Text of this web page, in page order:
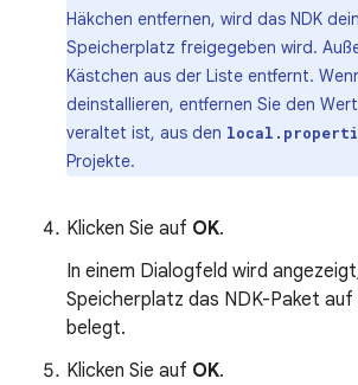
Häkchen entfernen, wird das NDK
Speicherplatz freigegeben wird.
Kästchen aus der Liste entfernt.
deinstallieren, entfernen Sie den Wert
veraltet ist, aus den
Projekte.
Klicken Sie auf OK.
In einem Dialogfeld wird
Speicherplatz das NDK-Paket
belegt.
Klicken Sie auf OK.